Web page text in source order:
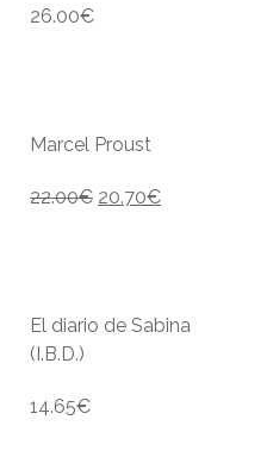
26.00€
Marcel Proust
22.00€ 20.70€
El diario de Sabina
(I.B.D.)
14.65€